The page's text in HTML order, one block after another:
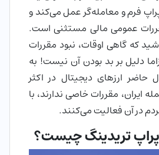
فرم و معامله‌گر عمل می‌کند و
عمومی مالی مستثنی است.
که گاهی اوقات، نبود مقررات
دلیل بر بد بودن آن نیست! به
حاضر ارزهای دیجیتال در اکثر
ایران، مقررات خاصی ندارند، با
در آن فعالیت می‌کنند.
پراپ تریدینگ چیست؟